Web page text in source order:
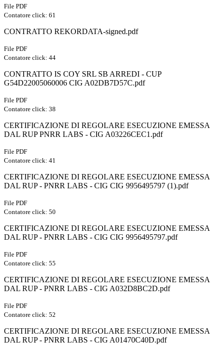
File PDF
Contatore click: 61
CONTRATTO REKORDATA-signed.pdf
File PDF
Contatore click: 44
CONTRATTO IS COY SRL SB ARREDI - CUP
G54D22005060006 CIG A02DB7D57C.pdf
File PDF
Contatore click: 38
CERTIFICAZIONE DI REGOLARE ESECUZIONE EMESSA
DAL RUP PNRR LABS - CIG A03226CEC1.pdf
File PDF
Contatore click: 41
CERTIFICAZIONE DI REGOLARE ESECUZIONE EMESSA
DAL RUP - PNRR LABS - CIG CIG 9956495797 (1).pdf
File PDF
Contatore click: 50
CERTIFICAZIONE DI REGOLARE ESECUZIONE EMESSA
DAL RUP - PNRR LABS - CIG CIG 9956495797.pdf
File PDF
Contatore click: 55
CERTIFICAZIONE DI REGOLARE ESECUZIONE EMESSA
DAL RUP - PNRR LABS - CIG A032D8BC2D.pdf
File PDF
Contatore click: 52
CERTIFICAZIONE DI REGOLARE ESECUZIONE EMESSA
DAL RUP - PNRR LABS - CIG A01470C40D.pdf